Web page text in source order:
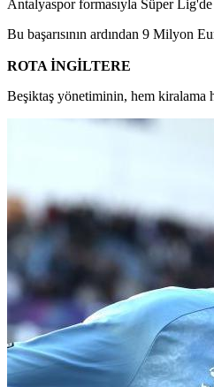
Antalyaspor formasıyla Süper
Bu başarısının ardından 9 Milyon
ROTA İNGİLTERE
Beşiktaş yönetiminin, hem kiralama